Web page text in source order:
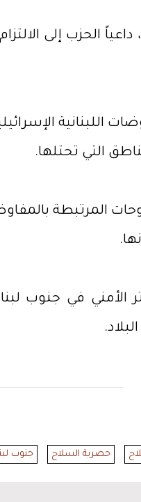
الحزب إلى
اللبنانية
التي تحتلها.
المرتبطة
الأمني في جنوب
حصرية السلاح جنوب